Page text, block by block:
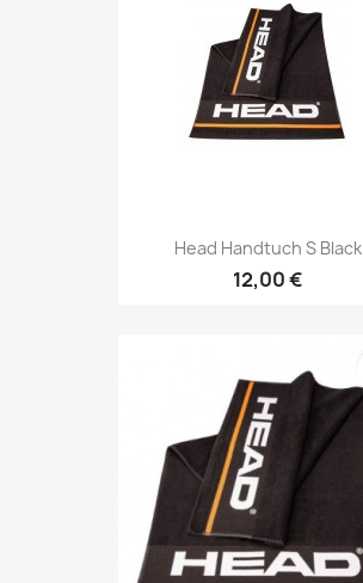
Head Handtuch S Black
12,00 €